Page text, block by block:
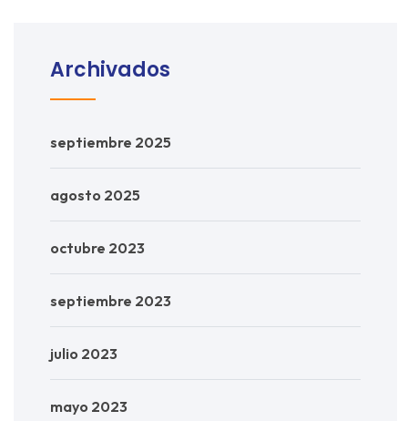
Archivados
septiembre 2025
agosto 2025
octubre 2023
septiembre 2023
julio 2023
mayo 2023